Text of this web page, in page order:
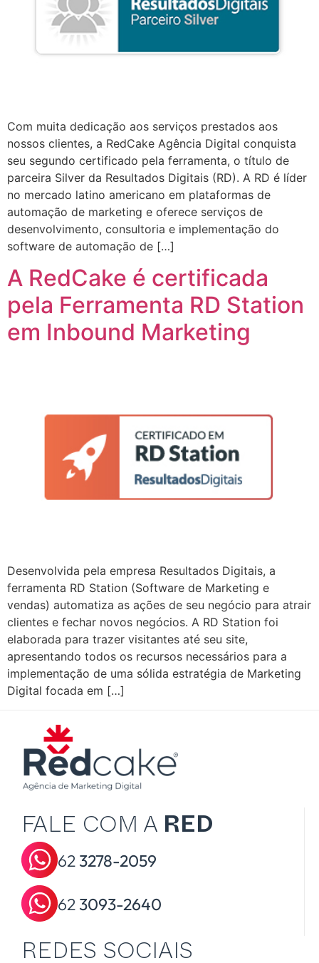
Com muita dedicação aos serviços prestados aos
nossos clientes, a RedCake Agência Digital conquista
seu segundo certificado pela ferramenta, o título de
parceira Silver da Resultados Digitais (RD). A RD é líder
no mercado latino americano em plataformas de
automação de marketing e oferece serviços de
desenvolvimento, consultoria e implementação do
software de automação de […]
A RedCake é certificada
pela Ferramenta RD Station
em Inbound Marketing
Desenvolvida pela empresa Resultados Digitais, a
ferramenta RD Station (Software de Marketing e
vendas) automatiza as ações de seu negócio para atrair
clientes e fechar novos negócios. A RD Station foi
elaborada para trazer visitantes até seu site,
apresentando todos os recursos necessários para a
implementação de uma sólida estratégia de Marketing
Digital focada em […]
FALE COM A RED
62 3278-2059
62 3093-2640
REDES SOCIAIS